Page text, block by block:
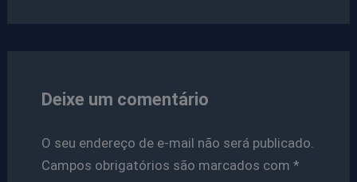
Deixe um comentário
O seu endereço de e-mail não será publicado.
Campos obrigatórios são marcados com *